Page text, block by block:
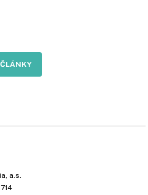
a.s.